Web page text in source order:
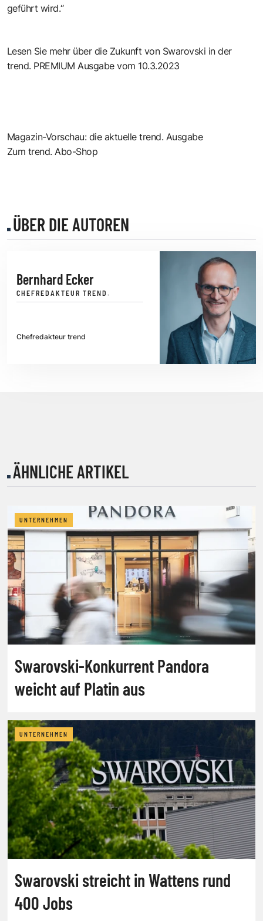
geführt wird.“
Lesen Sie mehr über die Zukunft von Swarovski in der
trend. PREMIUM Ausgabe vom 10.3.2023
Magazin-Vorschau: die aktuelle trend. Ausgabe
Zum trend. Abo-Shop
ÜBER DIE AUTOREN
Bernhard Ecker
CHEFREDAKTEUR TREND.
Chefredakteur trend
ÄHNLICHE ARTIKEL
UNTERNEHMEN
Swarovski-Konkurrent Pandora
weicht auf Platin aus
UNTERNEHMEN
Swarovski streicht in Wattens rund
400 Jobs